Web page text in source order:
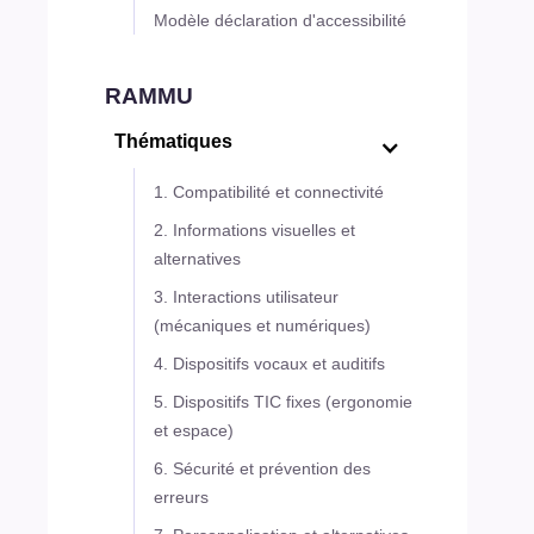
Modèle déclaration d'accessibilité
RAMMU
Thématiques
1. Compatibilité et connectivité
2. Informations visuelles et
alternatives
3. Interactions utilisateur
(mécaniques et numériques)
4. Dispositifs vocaux et auditifs
5. Dispositifs TIC fixes (ergonomie
et espace)
6. Sécurité et prévention des
erreurs